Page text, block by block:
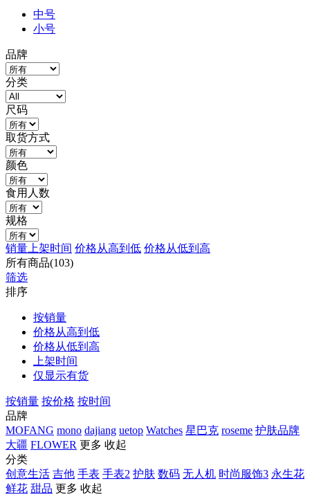
中号
小号
品牌
分类
尺码
取货方式
颜色
食用人数
规格
销量 上架时间 价格从高到低 价格从低到高
所有商品(103)
筛选
排序
按销量
价格从高到低
价格从低到高
上架时间
仅显示有货
按销量 按价格 按时间
品牌
MOFANG mono dajiang uetop Watches 星巴克 roseme 护肤品牌
大疆 FLOWER 更多 收起
分类
创意生活 吉他 手表 手表2 护肤 数码 无人机 时尚服饰3 永生花
鲜花 甜品 更多 收起